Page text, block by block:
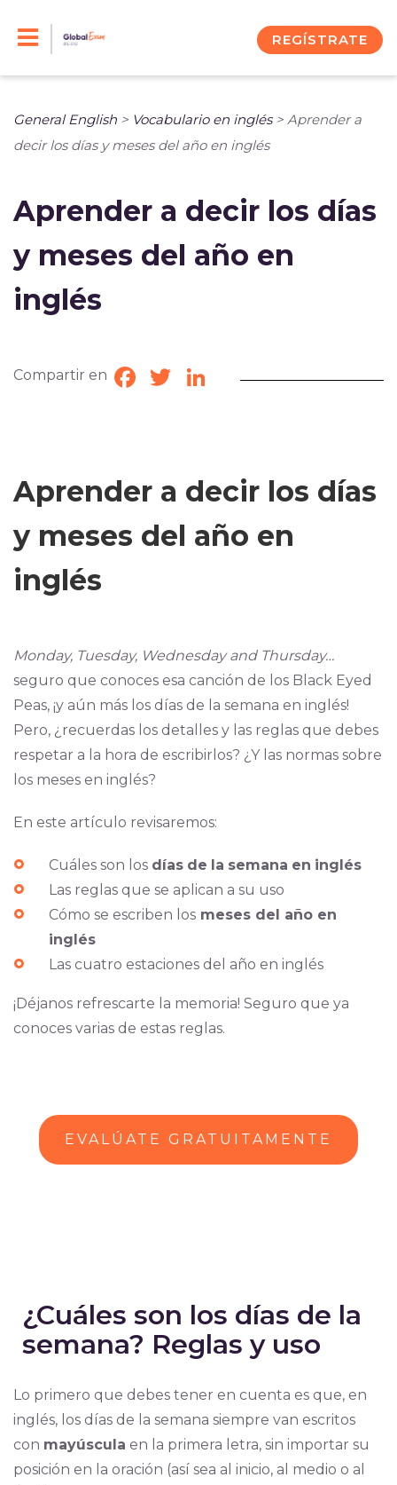
REGÍSTRATE
General English > Vocabulario en inglés> Aprender a
decir los días y meses del año en inglés
Aprender a decir los días
y meses del año en
inglés
Compartir en Facebook
TwitterLinkedIn
Aprender a decir los días
y meses del año en
inglés
Monday, Tuesday, Wednesday and Thursday…
seguro que conoces esa canción de los Black Eyed
Peas, ¡y aún más los días de la semana en inglés!
Pero, ¿recuerdas los detalles y las reglas que debes
respetar a la hora de escribirlos? ¿Y las normas sobre
los meses en inglés?
En este artículo revisaremos:
Cuáles son los días de la semana en inglés
Las reglas que se aplican a su uso
Cómo se escriben los meses del año en
inglés
Las cuatro estaciones del año en inglés
¡Déjanos refrescarte la memoria! Seguro que ya
conoces varias de estas reglas.
EVALÚATE GRATUITAMENTE
¿Cuáles son los días de la
semana? Reglas y uso
Lo primero que debes tener en cuenta es que, en
inglés, los días de la semana siempre van escritos
con mayúscula en la primera letra, sin importar su
posición en la oración (así sea al inicio, al medio o al